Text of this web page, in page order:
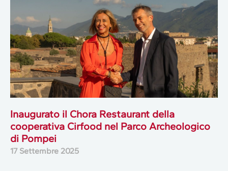
Inaugurato il Chora Restaurant della
cooperativa Cirfood nel Parco Archeologico
di Pompei
17 Settembre 2025